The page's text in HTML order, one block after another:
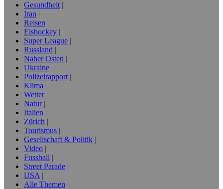
Gesundheit
Iran
Reisen
Eishockey
Super League
Russland
Naher Osten
Ukraine
Polizeirapport
Klima
Wetter
Natur
Italien
Zürich
Tourismus
Gesellschaft & Politik
Video
Fussball
Street Parade
USA
Alle Themen